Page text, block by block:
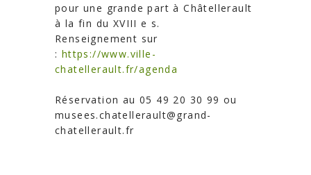
pour une grande part à Châtellerault
à la fin du XVIII e s.
Renseignement sur
: https://www.ville-
chatellerault.fr/agenda
Réservation au 05 49 20 30 99 ou
musees.chatellerault@grand-
chatellerault.fr